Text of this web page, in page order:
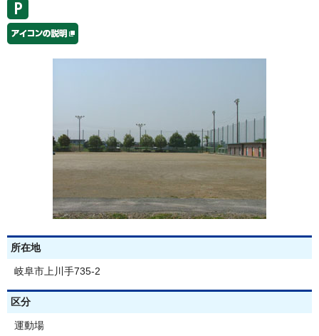
所在地
岐阜市上川手735-2
区分
運動場